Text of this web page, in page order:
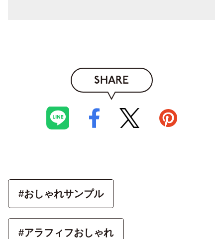
SHARE
#おしゃれサンプル
#アラフィフおしゃれ